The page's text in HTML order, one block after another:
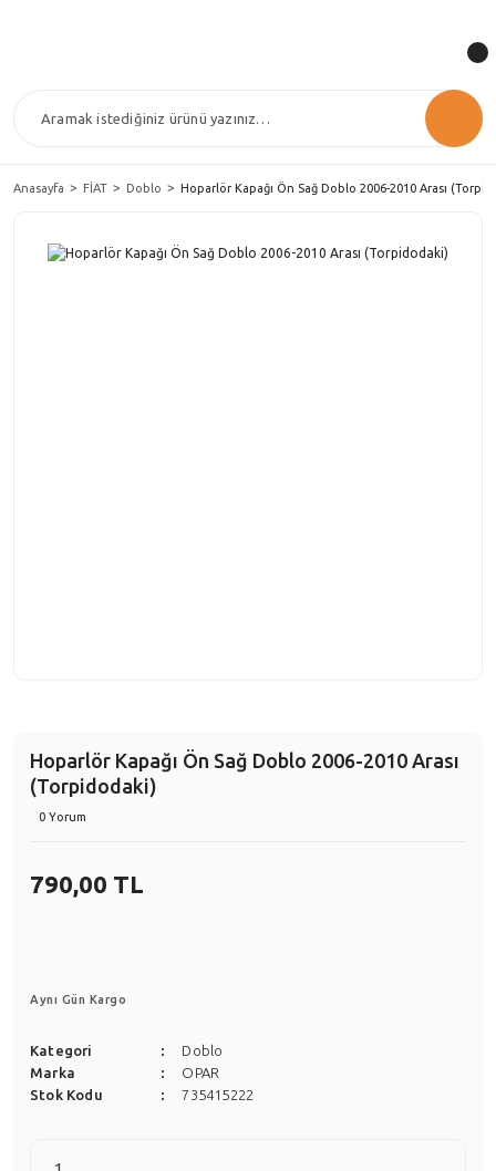
Anasayfa FİAT Doblo Hoparlör Kapağı Ön Sağ Doblo 2006-2010 Arası
Hoparlör Kapağı Ön Sağ Doblo 2006-2010 Arası
(Torpidodaki)
0 Yorum
790,00 TL
Aynı Gün Kargo
Kategori
Doblo
Marka
OPAR
Stok Kodu
735415222